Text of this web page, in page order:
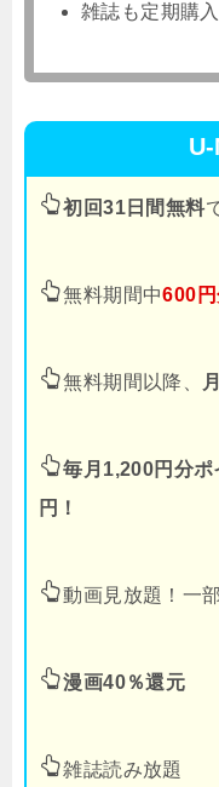
雑誌も定期購
初回31日間無料
無料期間中600円
無料期間以降、
毎月1,200円分ポ
円！
動画見放題！一
漫画40％還元
雑誌読み放題